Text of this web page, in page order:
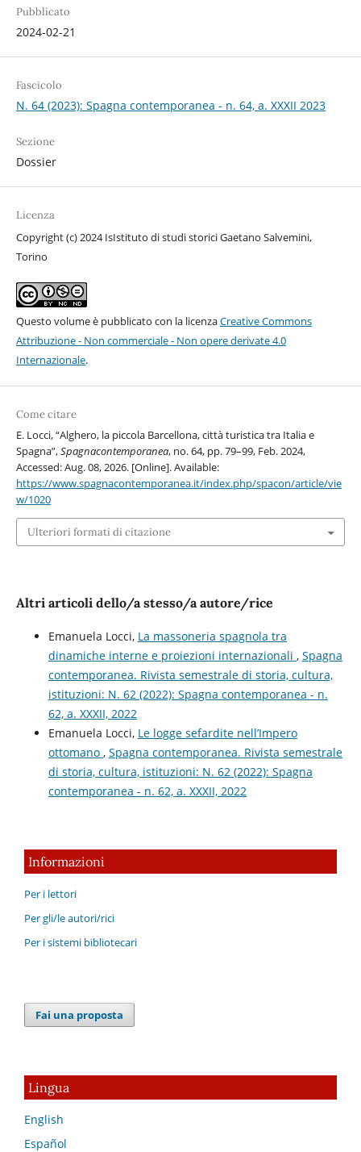
Pubblicato
2024-02-21
Fascicolo
N. 64 (2023): Spagna contemporanea - n. 64, a. XXXII 2023
Sezione
Dossier
Licenza
Copyright (c) 2024 IsIstituto di studi storici Gaetano Salvemini,
Torino
Questo volume è pubblicato con la licenzaCreative Commons
Attribuzione - Non commerciale - Non opere derivate 4.0
Internazionale.
Come citare
E. Locci, “Alghero, la piccola Barcellona, città turistica tra Italia e
Spagna”,Spagnacontemporanea, no. 64, pp. 79–99, Feb. 2024,
Accessed: Aug. 08, 2026. [Online]. Available:
https://www.spagnacontemporanea.it/index.php/spacon/article/vie
w/1020
Ulteriori formati di citazione
Altri articoli dello/a stesso/a autore/rice
Emanuela Locci, La massoneria spagnola tra
dinamiche interne e proiezioni internazionali , Spagna
contemporanea. Rivista semestrale di storia, cultura,
istituzioni: N. 62 (2022): Spagna contemporanea - n.
62, a. XXXII, 2022
Emanuela Locci, Le logge sefardite nell’Impero
ottomano , Spagna contemporanea. Rivista semestrale
di storia, cultura, istituzioni: N. 62 (2022): Spagna
contemporanea - n. 62, a. XXXII, 2022
Informazioni
Per i lettori
Per gli/le autori/rici
Per i sistemi bibliotecari
Fai una proposta
Lingua
English
Español